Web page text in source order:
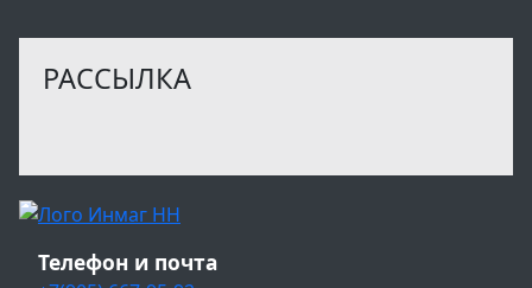
РАССЫЛКА
Телефон и почта